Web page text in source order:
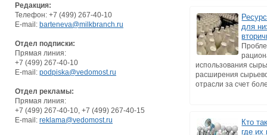
Редакция:
Телефон: +7 (499) 267-40-10
E-mail: barteneva@milkbranch.ru
Отдел подписки:
Прямая линия:
+7 (499) 267-40-10
E-mail: podpiska@vedomost.ru
Отдел рекламы:
Прямая линия:
+7 (499) 267-40-10, +7 (499) 267-40-15
E-mail: reklama@vedomost.ru
для
использования
расширения
отрасли за счет
Кто
где их